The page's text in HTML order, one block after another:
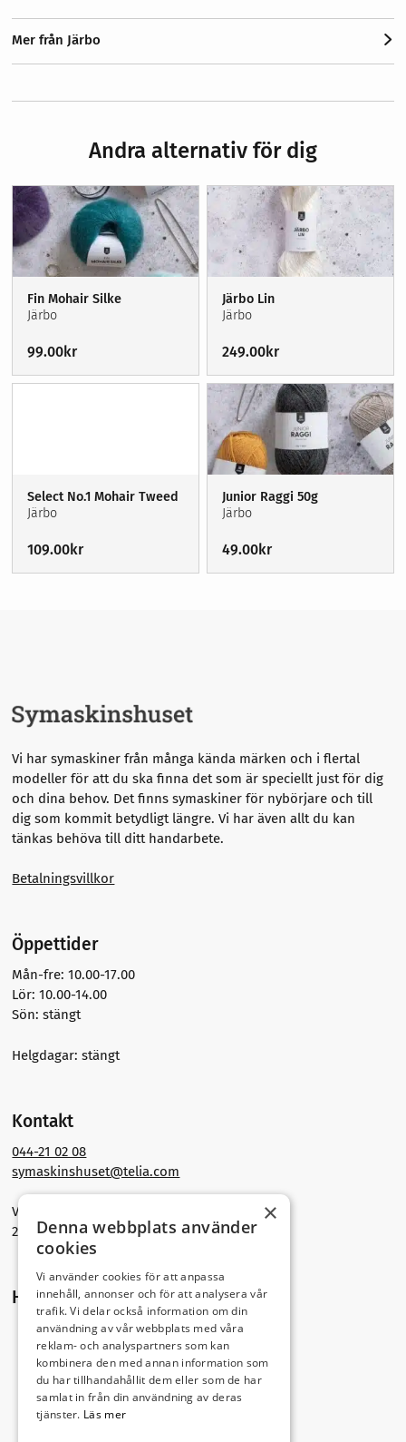
Mer från Järbo
Andra alternativ för dig
Fin Mohair Silke
Järbo
99.00kr
Järbo Lin
Järbo
249.00kr
Select No.1 Mohair Tweed
Järbo
109.00kr
Junior Raggi 50g
Järbo
49.00kr
Vi har symaskiner från många kända märken och i flertal
modeller för att du ska finna det som är speciellt just för dig
och dina behov. Det finns symaskiner för nybörjare och till
dig som kommit betydligt längre.Vi har även allt du kan
tänkas behöva till ditt handarbete.
Betalningsvillkor
Öppettider
Mån-fre: 10.00-17.00
Lör: 10.00-14.00
Sön: stängt
Helgdagar: stängt
Kontakt
044-21 02 08
symaskinshuset@telia.com
Västra Storgatan 30
291 30 Kristianstad
Hitta hit
×
Denna webbplats använder
cookies
Vi använder cookies för att anpassa
innehåll, annonser och för att analysera vår
trafik. Vi delar också information om din
användning av vår webbplats med våra
reklam- och analyspartners som kan
kombinera den med annan information som
du har tillhandahållit dem eller som de har
samlat in från din användning av deras
tjänster. Läs mer